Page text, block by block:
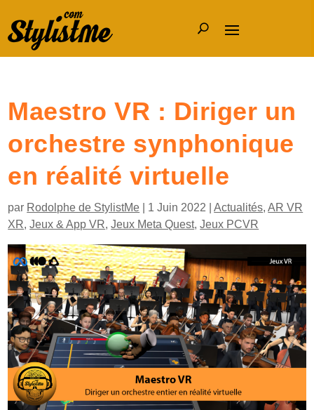
Maestro VR : Diriger un
orchestre synphonique
en réalité virtuelle
par Rodolphe de StylistMe 1 Juin 2022 |Actualités,AR VR
XR,Jeux & App VR,Jeux Meta Quest,Jeux PCVR